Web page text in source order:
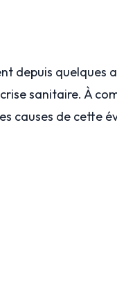
depuis quelques
sanitaire. À
causes de cette